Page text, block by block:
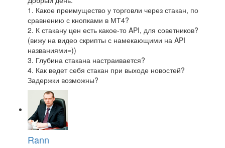
1. Какое преимущество у торговли через стакан, по
сравнению с кнопками в МТ4?
2. К стакану цен есть какое-то API, для советников?
(вижу на видео скрипты с намекающими на API
названиями=))
3. Глубина стакана настраивается?
4. Как ведет себя стакан при выходе новостей?
Задержки возможны?
Rann